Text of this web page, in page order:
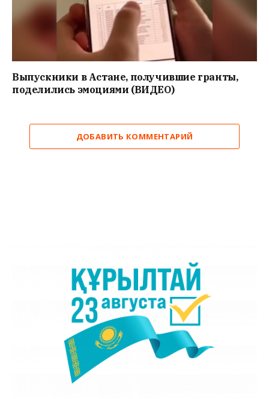
Выпускники в Астане, получившие гранты,
поделились эмоциями (ВИДЕО)
ДОБАВИТЬ КОММЕНТАРИЙ